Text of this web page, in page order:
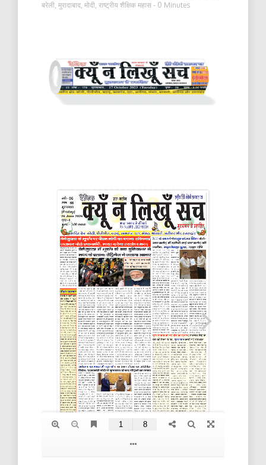
बरेली, मुरादाबाद, मोदी, राष्ट्रीय शैक्षिक महास - 0 Minutes